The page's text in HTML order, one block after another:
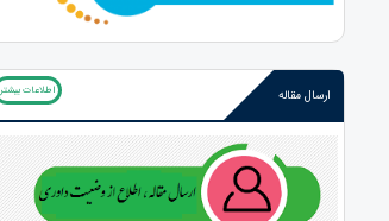
ارسال مقاله اطلاعات بیشتر